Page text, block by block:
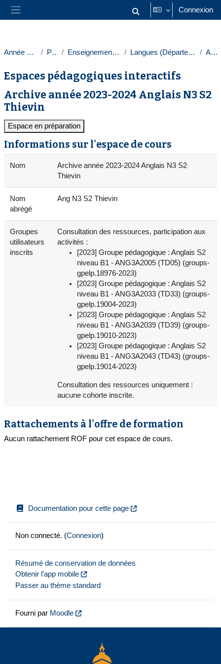
Passer au contenu principal
Panneau latéral Activer/désactiver la saisie
Connexion
Année 2023-2024 Paris 1 Enseignements transversaux Langues (Département des langues) Anglais
Espaces pédagogiques interactifs
Archive année 2023-2024 Anglais N3 S2
Thievin
Espace en préparation
Informations sur l'espace de cours
Nom
Archive année 2023-2024 Anglais N3 S2
Thievin
Nom
abrégé
Ang N3 S2 Thievin
Groupes
utilisateurs
inscrits
Consultation des ressources, participation aux
activités :
[2023] Groupe pédagogique : Anglais S2
niveau B1 - ANG3A2005 (TD05) (groups-
gpelp.18976-2023)
[2023] Groupe pédagogique : Anglais S2
niveau B1 - ANG3A2033 (TD33) (groups-
gpelp.19004-2023)
[2023] Groupe pédagogique : Anglais S2
niveau B1 - ANG3A2039 (TD39) (groups-
gpelp.19010-2023)
[2023] Groupe pédagogique : Anglais S2
niveau B1 - ANG3A2043 (TD43) (groups-
gpelp.19014-2023)
Consultation des ressources uniquement :
aucune cohorte inscrite.
Rattachements à l'offre de formation
Aucun rattachement ROF pour cet espace de cours.
Documentation pour cette page
Non connecté. (Connexion)
Résumé de conservation de données
Obtenir l’app mobile
Passer au thème standard
Fourni par Moodle